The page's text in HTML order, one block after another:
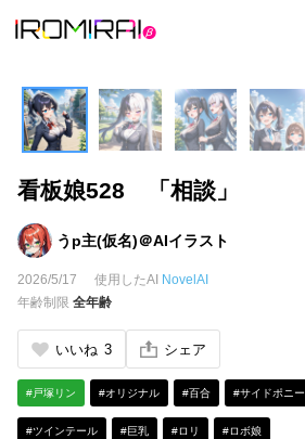
看板娘528 「相談」
うp主(仮名)＠AIイラスト
2026/5/17 使用したAI NovelAI
年齢制限 全年齢
いいね 3 シェア
#戸塚リン #オリジナル #百合 #サイドポニー
#ツインテール #巨乳 #ロリ #ロボ娘